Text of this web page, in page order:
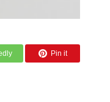
Pin it